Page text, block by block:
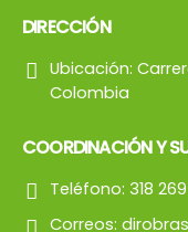
DIRECCIÓN
Ubicación:
Colombia
COORDINACIÓN Y
Teléfono: 318
Correos: